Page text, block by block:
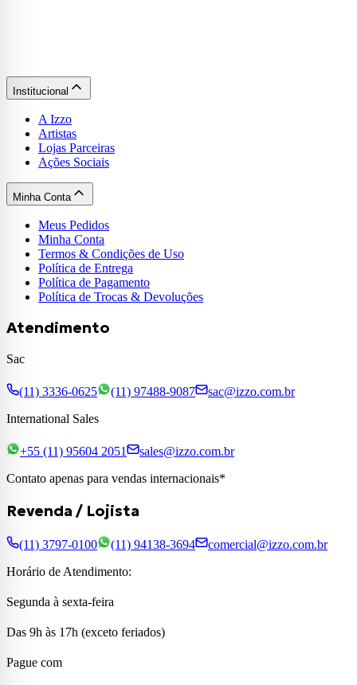
Institucional
A Izzo
Artistas
Lojas Parceiras
Ações Sociais
Minha Conta
Meus Pedidos
Minha Conta
Termos & Condições de Uso
Política de Entrega
Política de Pagamento
Política de Trocas & Devoluções
Atendimento
Sac
(11) 3336-0625 (11) 97488-9087
sac@izzo.com.br
International Sales
+55 (11) 95604 2051
sales@izzo.com.br
Contato apenas para vendas internacionais*
Revenda / Lojista
(11) 3797-0100 (11) 94138-3694
comercial@izzo.com.br
Horário de Atendimento:
Segunda à sexta-feira
Das 9h às 17h (exceto feriados)
Pague com